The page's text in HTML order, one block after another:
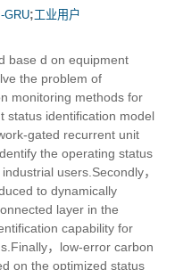
GRU;工业用户
base d on equipment
the problem of
monitoring methods for
status identification model
gated recurrent unit
the operating status
users.Secondly，
to dynamically
layer in the
capability for
，low-error carbon
on the optimized status